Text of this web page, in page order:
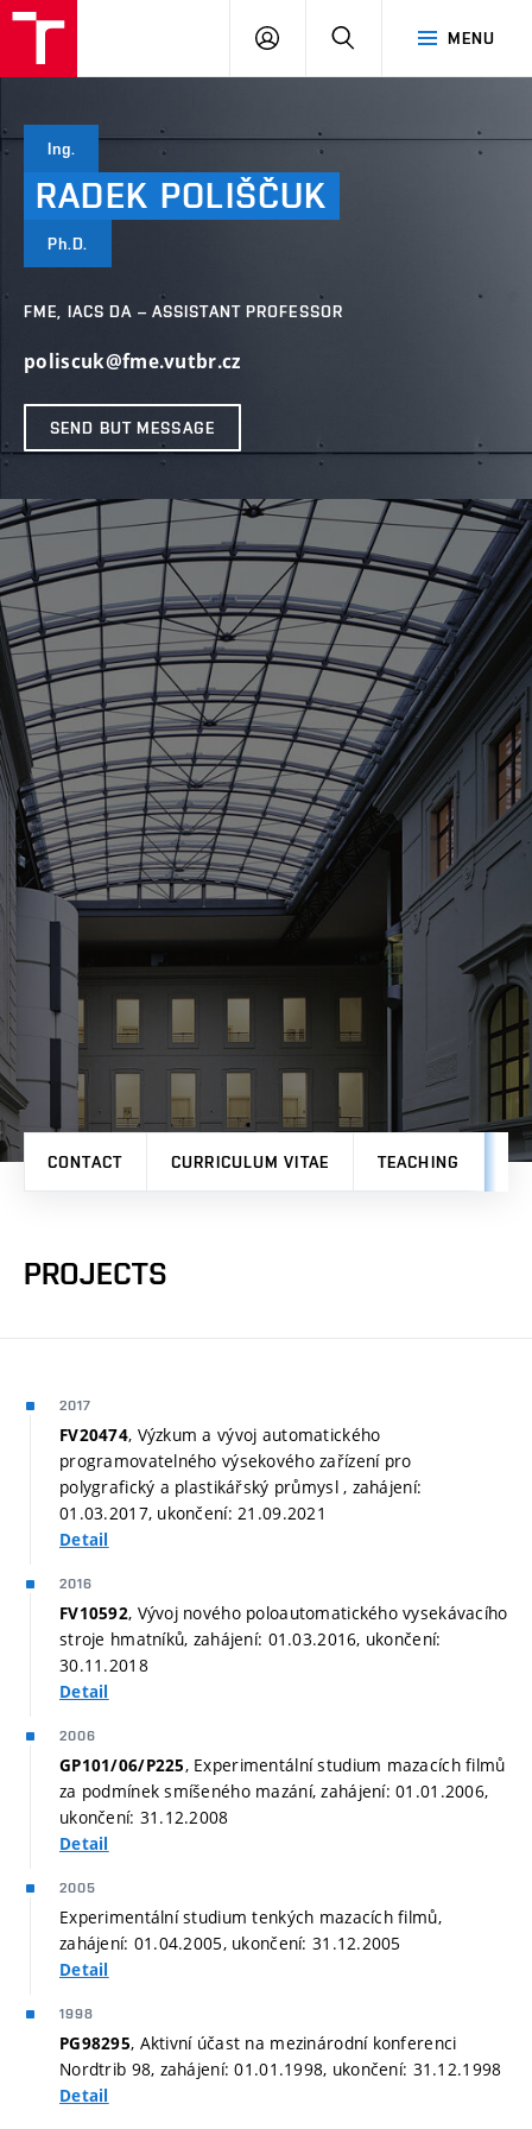
MENU
LOG
SEARCH
Ing.
RADEK POLIŠČUK
Ph.D.
FME, IACS DA – ASSISTANT PROFESSOR
poliscuk@fme.vutbr.cz
SEND BUT MESSAGE
CONTACT CURRICULUM VITAE TEACHING
PROJECTS
2017
FV20474, Výzkum a vývoj automatického
programovatelného výsekového zařízení pro
polygrafický a plastikářský průmysl , zahájení:
01.03.2017, ukončení: 21.09.2021
Detail
2016
FV10592, Vývoj nového poloautomatického vysekávacího
stroje hmatníků, zahájení: 01.03.2016, ukončení:
30.11.2018
Detail
2006
GP101/06/P225, Experimentální studium mazacích filmů
za podmínek smíšeného mazání, zahájení: 01.01.2006,
ukončení: 31.12.2008
Detail
2005
Experimentální studium tenkých mazacích filmů,
zahájení: 01.04.2005, ukončení: 31.12.2005
Detail
1998
PG98295, Aktivní účast na mezinárodní konferenci
Nordtrib 98, zahájení: 01.01.1998, ukončení: 31.12.1998
Detail